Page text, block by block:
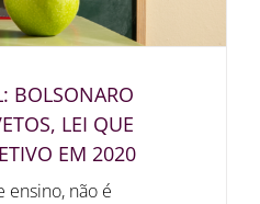
BOLSONARO
LEI QUE
EM 2020
ensino, não é